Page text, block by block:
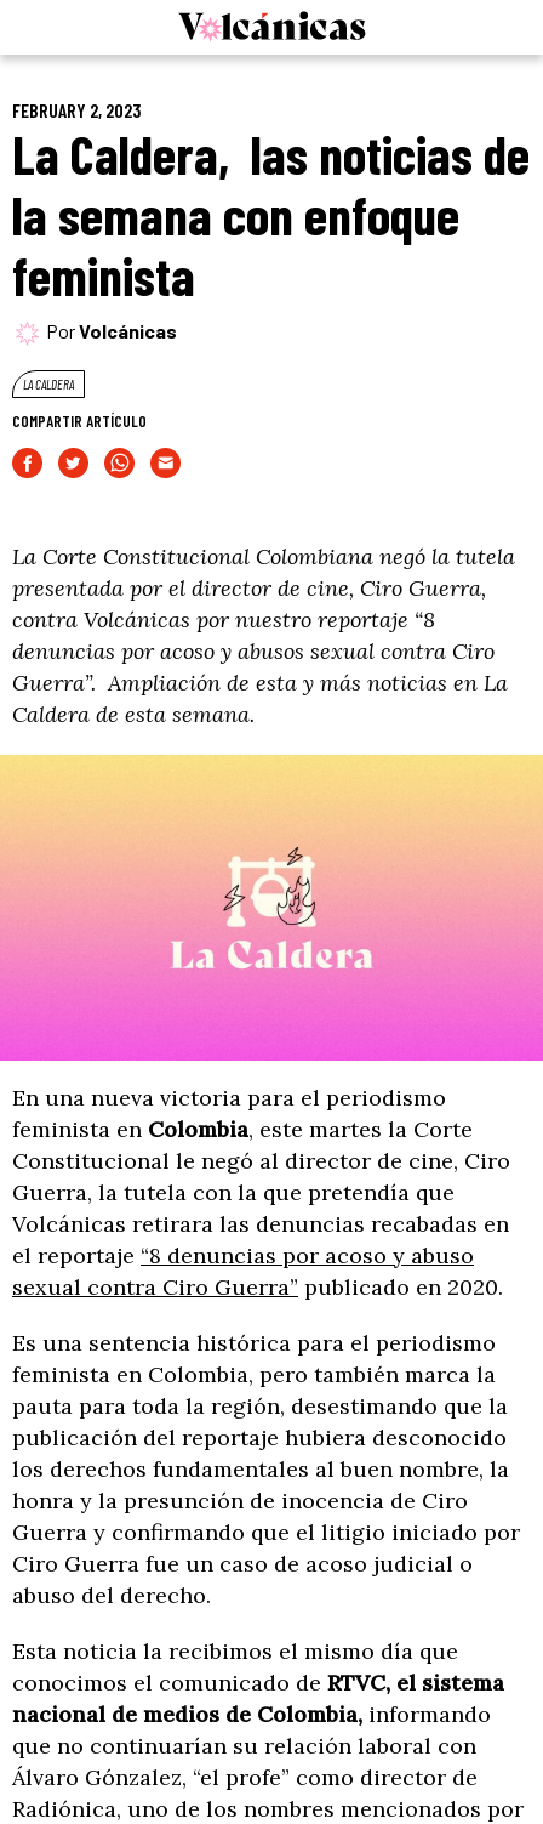
FEBRUARY 2, 2023
La Caldera, las noticias de
la semana con enfoque
feminista
PorVolcánicas
LA CALDERA
COMPARTIR ARTÍCULO
La Corte Constitucional Colombiana negó la tutela
presentada por el director de cine, Ciro Guerra,
contra Volcánicas por nuestro reportaje “8
denuncias por acoso y abusos sexual contra Ciro
Guerra”. Ampliación de esta y más noticias en La
Caldera de esta semana.
En una nueva victoria para el periodismo
feminista en Colombia, este martes la Corte
Constitucional le negó al director de cine, Ciro
Guerra, la tutela con la que pretendía que
Volcánicas retirara las denuncias recabadas en
el reportaje “8 denuncias por acoso y abuso
sexual contra Ciro Guerra” publicado en 2020.
Es una sentencia histórica para el periodismo
feminista en Colombia, pero también marca la
pauta para toda la región, desestimando que la
publicación del reportaje hubiera desconocido
los derechos fundamentales al buen nombre, la
honra y la presunción de inocencia de Ciro
Guerra y confirmando que el litigio iniciado por
Ciro Guerra fue un caso de acoso judicial o
abuso del derecho.
Esta noticia la recibimos el mismo día que
conocimos el comunicado de RTVC, el sistema
nacional de medios de Colombia, informando
que no continuarían su relación laboral con
Álvaro Gónzalez, “el profe” como director de
Radiónica, uno de los nombres mencionados por